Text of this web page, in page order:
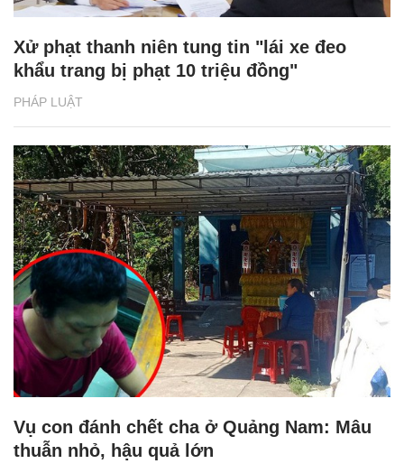
PHÁP LUẬT
Xử phạt thanh niên tung tin "lái xe đeo
khẩu trang bị phạt 10 triệu đồng"
Vụ con đánh chết cha ở Quảng Nam: Mâu
thuẫn nhỏ, hậu quả lớn